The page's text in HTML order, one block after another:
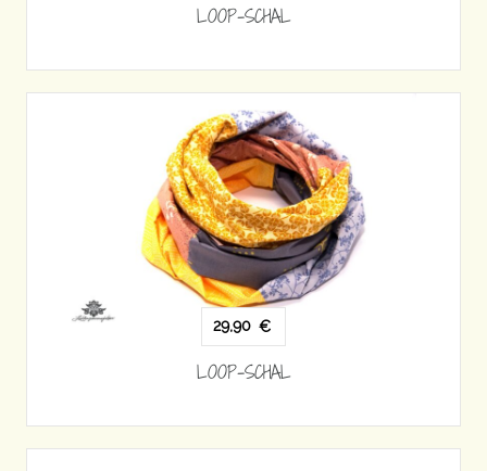
LOOP-SCHAL
29,90 €
LOOP-SCHAL